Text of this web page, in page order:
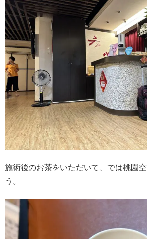
施術後のお茶をいただいて、では桃園
う。